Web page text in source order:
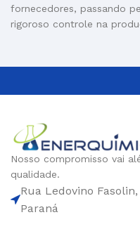
fornecedores, passando
rigoroso controle na
Nosso compromisso vai
qualidade.
Rua Ledovino
Paraná